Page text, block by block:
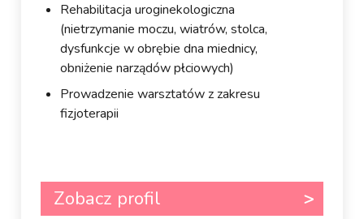
Rehabilitacja uroginekologiczna
(nietrzymanie moczu, wiatrów, stolca,
dysfunkcje w obrębie dna miednicy,
obniżenie narządów płciowych)
Prowadzenie warsztatów z zakresu
fizjoterapii
Zobacz profil